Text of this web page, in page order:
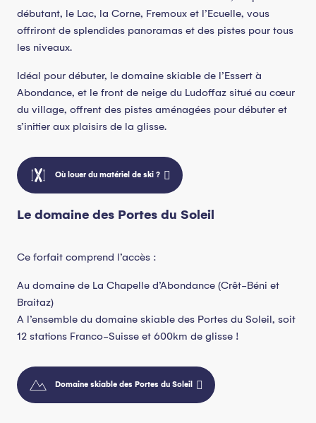
débutant, le Lac, la Corne, Fremoux et l’Ecuelle, vous
offriront de splendides panoramas et des pistes pour tous
les niveaux.
Idéal pour débuter, le domaine skiable de l’Essert à
Abondance, et le front de neige du Ludoffaz situé au cœur
du village, offrent des pistes aménagées pour débuter et
s’initier aux plaisirs de la glisse.
Où louer du matériel de ski ?
Le domaine des Portes du Soleil
Ce forfait comprend l’accès :
Au domaine de La Chapelle d’Abondance (Crêt-Béni et
Braitaz)
A l’ensemble du domaine skiable des Portes du Soleil, soit
12 stations Franco-Suisse et 600km de glisse !
Domaine skiable des Portes du Soleil